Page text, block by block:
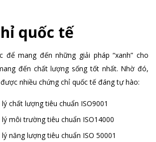
quốc tế
để mang đến những giải pháp “xanh” cho
đến chất lượng sống tốt nhất. Nhờ đó,
nhiều chứng chỉ quốc tế đáng tự hào:
chất lượng tiêu chuẩn ISO9001
môi trường tiêu chuẩn ISO14000
năng lượng tiêu chuẩn ISO 50001